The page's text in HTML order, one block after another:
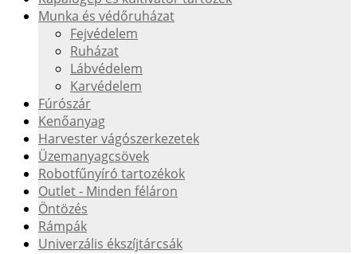
Munka és védőruházat
Fejvédelem
Ruházat
Lábvédelem
Karvédelem
Fúrószár
Kenőanyag
Harvester vágószerkezetek
Üzemanyagcsövek
Robotfűnyíró tartozékok
Outlet - Minden féláron
Öntözés
Rámpák
Univerzális ékszíjtárcsák